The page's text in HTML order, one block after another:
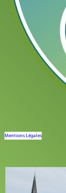
Mentions Légales